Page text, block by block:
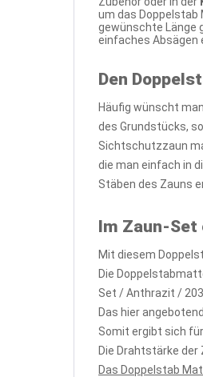
um das
gewünschte Länge
einfaches Absägen
Den
Häufig wünscht
des Grundstücks,
Sichtschutzzaun
die man einfach in
Stäben des Zauns
Im Zaun-
Mit diesem
Die
Set / Anthrazit /
Das hier
Somit ergibt sich
Die Drahtstärke
Das Doppelstab